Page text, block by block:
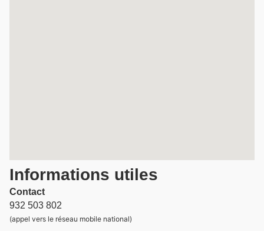
Informations utiles
Contact
932 503 802
(appel vers le réseau mobile national)